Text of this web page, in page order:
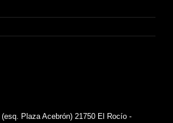
Plaza Acebrón) 21750 El Rocío -